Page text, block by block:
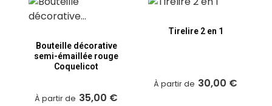
Bouteille décorative
semi-émaillée rouge
Coquelicot
À partir de 35,00 €
Tirelire 2 en 1
À partir de 30,00 €